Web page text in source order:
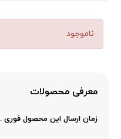
ناموجود
معرفی محصولات
زمان ارسال این محصول فوری .